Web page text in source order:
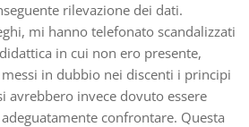
rilevazione dei dati.
mi hanno telefonato scandalizzati
in cui non ero presente,
in dubbio nei discenti i principi
avrebbero invece dovuto essere
confrontare. Questa